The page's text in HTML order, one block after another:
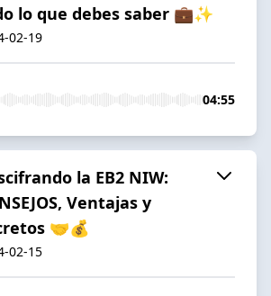
lo que debes saber 💼✨
02-19
04:55
la EB2 NIW:
Ventajas y
🤝💰
02-15